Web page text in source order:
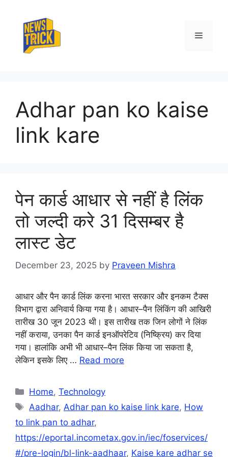
content
Menu
Adhar pan ko kaise
link kare
पेन कार्ड आधार से नहीं है लिंक
तो जल्दी करे 31 दिसम्बर है
लास्ट डेट
December 23, 2025 by Praveen Mishra
आधार और पैन कार्ड लिंक करना भारत सरकार और इनकम टैक्स
विभाग द्वारा अनिवार्य किया गया है। आधार–पैन लिंकिंग की आखिरी
तारीख 30 जून 2023 थी। इस तारीख तक जिन लोगों ने लिंक
नहीं कराया, उनका पैन कार्ड इनऑपरेटिव (निष्क्रिय) कर दिया
गया। हालांकि अभी भी आधार–पैन लिंक किया जा सकता है,
लेकिन इसके लिए … Read more
Categories
Home,Technology
Tags
Aadhar, Adhar pan ko kaise link kare, How
to link pan to adhar,
https://eportal.incometax.gov.in/iec/foservices/
#/pre-login/bl-link-aadhaar, Kaise kare adhar se